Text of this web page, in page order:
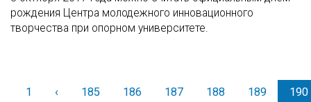
рождения Центра молодежного инновационного
творчества при опорном университете.
1 ‹Назад185 186 187 188 189 190